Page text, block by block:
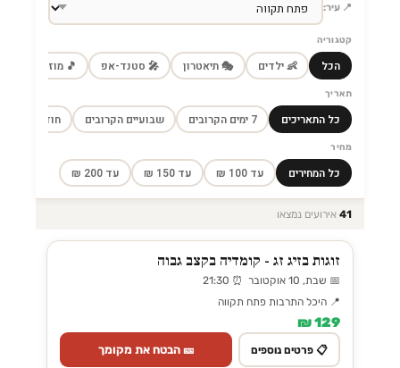
📍 עיר:
קטגוריה
הכל 👶 ילדים 🎭 תיאטרון 🎤 סטנד-אפ 🎵 מוזיקה
תאריך
כל התאריכים 7 ימים הקרובים שבועיים הקרובים חודש הקרוב
מחיר
כל המחירים עד 100 ₪ עד 150 ₪ עד 200 ₪
41 אירועים נמצאו
זוגות בזיג זג - קומדיה בקצב גבוה
📅 שבת, 10 אוקטובר ⏰ 21:30
📍 היכל התרבות פתח תקווה
129 ₪
📋 פרטים נוספים 🎫 הבטח את מקומך